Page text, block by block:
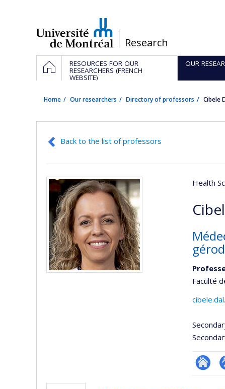
/Research
Navigation
principale
HOMERESOURCES FOR OUR
RESEARCHERS (FRENCH
WEBSITE)
OUR
Home Our researchers Directory of professors Cibele
Back to the list of professors
Health
Faculté